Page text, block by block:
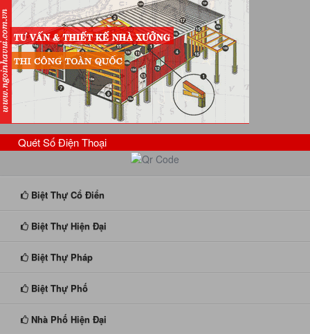
Quét Số Điện Thoại
Biệt Thự Cổ Điển
Biệt Thự Hiện Đại
Biệt Thự Pháp
Biệt Thự Phố
Nhà Phố Hiện Đại